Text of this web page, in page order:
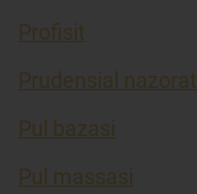
Profisit
Prudensial nazorat
Pul bazasi
Pul massasi